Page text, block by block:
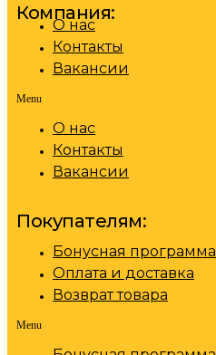
Компания:
О нас
Контакты
Вакансии
Menu
О нас
Контакты
Вакансии
Покупателям:
Бонусная программа
Оплата и доставка
Возврат товара
Menu